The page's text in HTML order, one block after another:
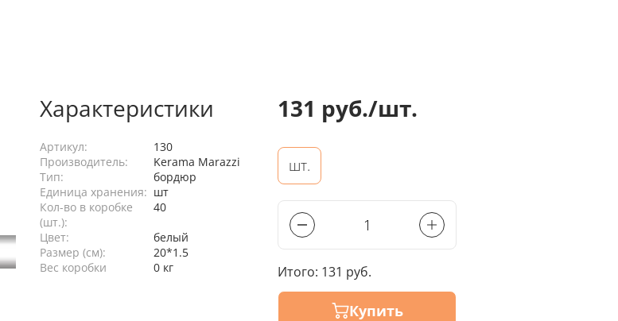
Характеристики
Артикул:
130
Производитель:
Kerama Marazzi
Тип:
бордюр
Единица хранения: шт
Кол-во в коробке
(шт.):
40
Цвет:
белый
Размер (см):
20*1.5
Вес коробки
0 кг
131 руб./шт.
шт.
Итого: 131 руб.
Купить